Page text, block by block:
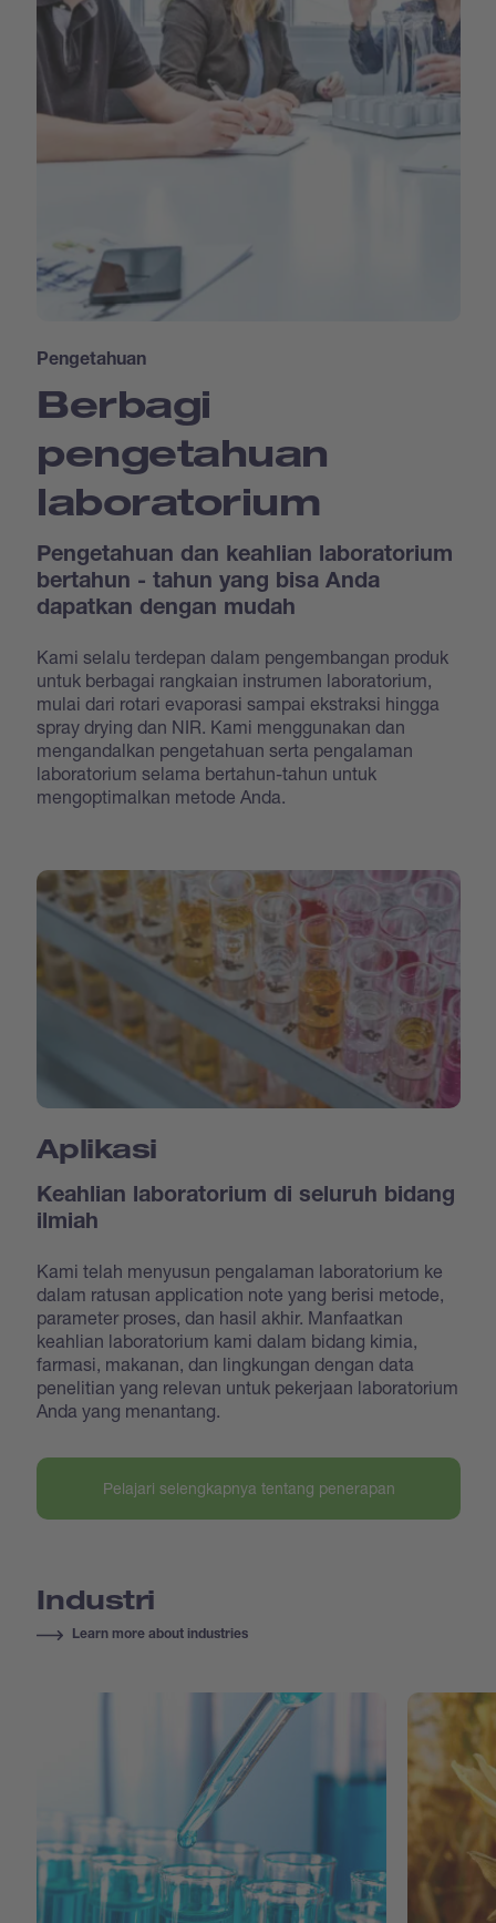
Pengetahuan
Berbagi
pengetahuan
laboratorium
Pengetahuan dan keahlian laboratorium
bertahun - tahun yang bisa Anda
dapatkan dengan mudah
Kami selalu terdepan dalam pengembangan produk
untuk berbagai rangkaian instrumen laboratorium,
mulai dari rotari evaporasi sampai ekstraksi hingga
spray drying dan NIR. Kami menggunakan dan
mengandalkan pengetahuan serta pengalaman
laboratorium selama bertahun-tahun untuk
mengoptimalkan metode Anda.
Aplikasi
Keahlian laboratorium di seluruh bidang
ilmiah
Kami telah menyusun pengalaman laboratorium ke
dalam ratusan application note yang berisi metode,
parameter proses, dan hasil akhir. Manfaatkan
keahlian laboratorium kami dalam bidang kimia,
farmasi, makanan, dan lingkungan dengan data
penelitian yang relevan untuk pekerjaan laboratorium
Anda yang menantang.
Pelajari selengkapnya tentang penerapan
Industri
Learn more about industries